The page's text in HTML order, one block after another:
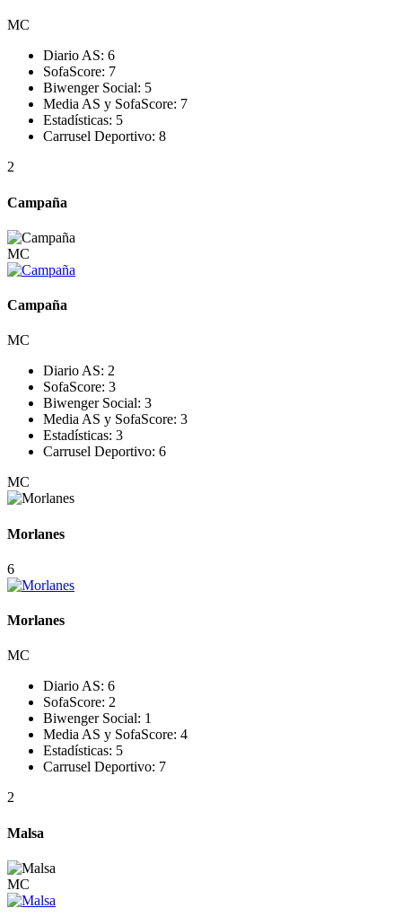
MC
Diario AS: 6
SofaScore: 7
Biwenger Social: 5
Media AS y SofaScore: 7
Estadísticas: 5
Carrusel Deportivo: 8
2
Campaña
MC
Campaña
MC
Diario AS: 2
SofaScore: 3
Biwenger Social: 3
Media AS y SofaScore: 3
Estadísticas: 3
Carrusel Deportivo: 6
MC
Morlanes
6
Morlanes
MC
Diario AS: 6
SofaScore: 2
Biwenger Social: 1
Media AS y SofaScore: 4
Estadísticas: 5
Carrusel Deportivo: 7
2
Malsa
MC